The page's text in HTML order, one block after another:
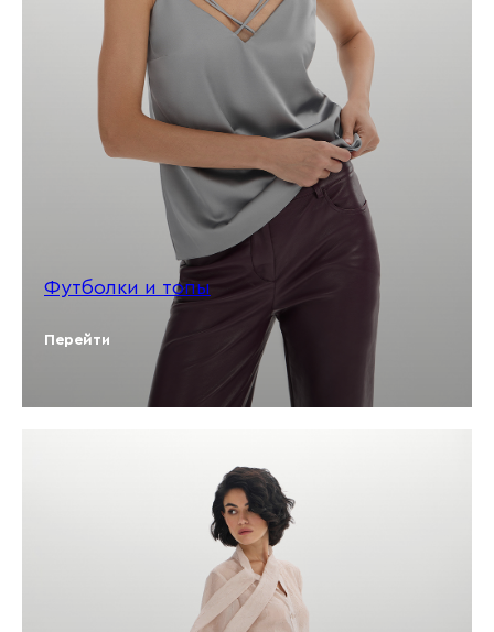
Футболки и топы
Перейти